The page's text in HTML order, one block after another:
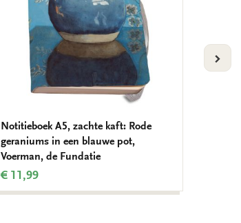
Notitieboek A5, zachte kaft: Rode
geraniums in een blauwe pot,
Voerman, de Fundatie
€ 11,99